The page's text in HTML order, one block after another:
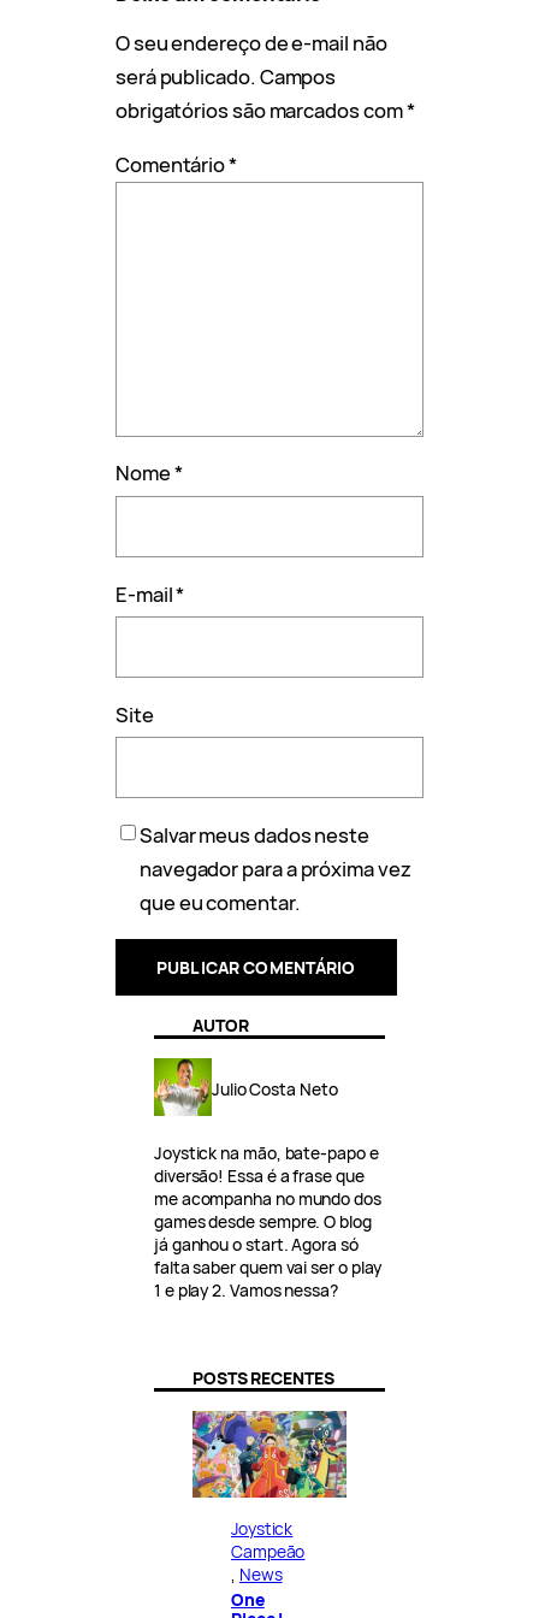
O seu endereço de e-mail não
será publicado. Campos
obrigatórios são marcados com*
Comentário*
Nome*
E-mail*
Site
Salvar meus dados neste
navegador para a próxima vez
que eu comentar.
AUTOR
Julio Costa Neto
Joystick na mão, bate-papo e
diversão! Essa é a frase que
me acompanha no mundo dos
games desde sempre. O blog
já ganhou o start. Agora só
falta saber quem vai ser o play
1 e play 2. Vamos nessa?
POSTS RECENTES
Joystick
Campeão
, News
One